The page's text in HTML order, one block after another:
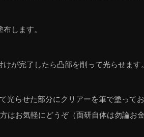
します。
が完了したら凸部を削って光らせます。
光らせた部分にクリアーを筆で塗って
はお気軽にどうぞ（面研自体は勿論お